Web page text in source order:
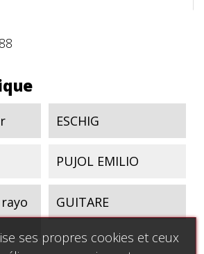
ESCHIG
PUJOL EMILIO
GUITARE
ses propres cookies et ceux